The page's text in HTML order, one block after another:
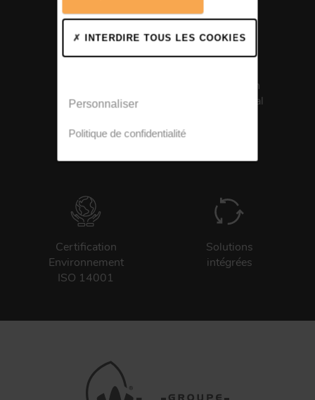
française
Certification
Santé Médical
Certification
Environnement
ISO 14001
Solutions
intégrées
INTERDIRE TOUS LES COOKIES
Personnaliser
Politique de confidentialité